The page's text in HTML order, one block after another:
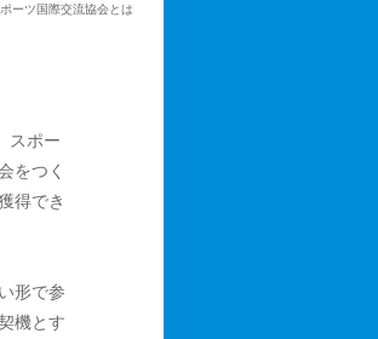
ーツ国際交流協会とは
スポー
をつく
得でき
形で参
機とす